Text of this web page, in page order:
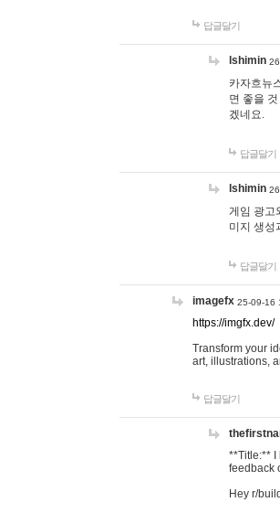
답글달기
lshimin
카자흐뉴
면 좋을
겠네요.
답글달기
lshimin
게임 광고
미지 생성
답글달기
imagefx 25-09-16
https://imgfx.dev/
Transform your
art, illustrations,
답글달기
**Title:** I
feedback
Hey r/